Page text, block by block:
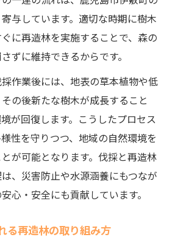
与しています。適切な時期に樹木
に再造林を実施することで、森の
ずに維持できるからです。
作業後には、地表の草本植物や低
の後新たな樹木が成長すること
が回復します。こうしたプロセス
性を守りつつ、地域の自然環境を
が可能となります。伐採と再造林
、災害防止や水源涵養にもつなが
心・安全にも貢献しています。
る再造林の取り組み方